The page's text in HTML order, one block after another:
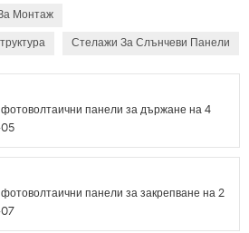
Монтаж
Стелажи За Слънчеви Панели
фотоволтаични панели за държане на 4
05
панели за закрепване на 2